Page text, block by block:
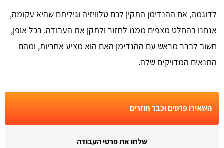
לדוגמה, אם ההנדימן התקין לכם טלוויזיה וגיליתם שהיא עקומה,
אנחנו בהחלט מצפים ממנו לחזור ולתקן את העבודה. בכל אופן,
חשוב לברר מראש עם ההנדימן האם הוא מציע אחריות, ומהם
התנאים המדויקים שלה.
השאירו פרטים וכבר חוזרים
שלחו את פרטי העבודה